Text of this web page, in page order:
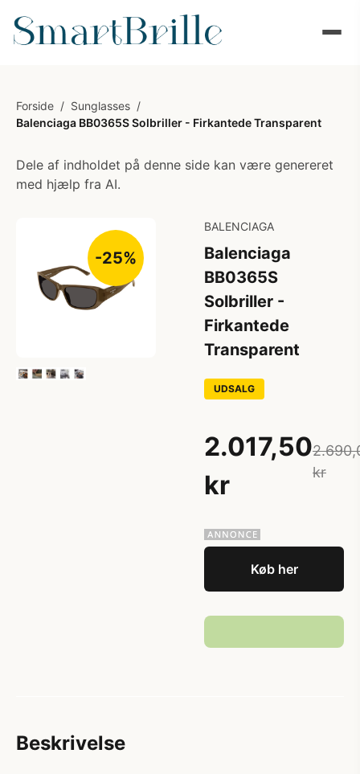
Forside / Sunglasses /
Balenciaga BB0365S Solbriller - Firkantede Transparent
Dele af indholdet på denne side kan være genereret
med hjælp fra AI.
-25%
BALENCIAGA
Balenciaga
BB0365S
Solbriller -
Firkantede
Transparent
UDSALG
2.017,50
kr
kr
Køb her
Beskrivelse